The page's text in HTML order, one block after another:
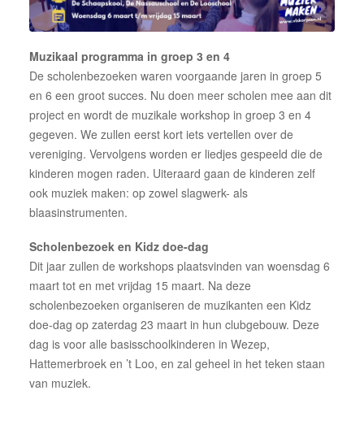
Muzikaal programma in groep 3 en 4
De scholenbezoeken waren voorgaande jaren in groep 5
en 6 een groot succes. Nu doen meer scholen mee aan dit
project en wordt de muzikale workshop in groep 3 en 4
gegeven. We zullen eerst kort iets vertellen over de
vereniging. Vervolgens worden er liedjes gespeeld die de
kinderen mogen raden. Uiteraard gaan de kinderen zelf
ook muziek maken: op zowel slagwerk- als
blaasinstrumenten.
Scholenbezoek en Kidz doe-dag
Dit jaar zullen de workshops plaatsvinden van woensdag 6
maart tot en met vrijdag 15 maart. Na deze
scholenbezoeken organiseren de muzikanten een Kidz
doe-dag op zaterdag 23 maart in hun clubgebouw. Deze
dag is voor alle basisschoolkinderen in Wezep,
Hattemerbroek en ’t Loo, en zal geheel in het teken staan
van muziek.